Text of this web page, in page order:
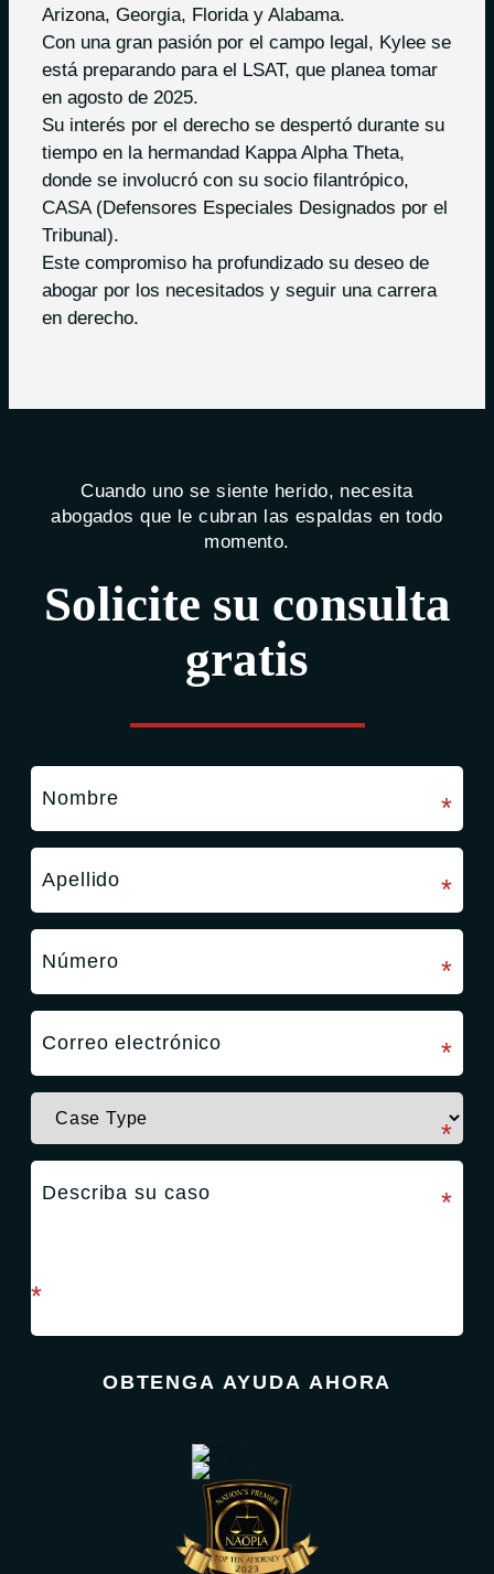
Arizona, Georgia, Florida y Alabama.
Con una gran pasión por el campo legal, Kylee se
está preparando para el LSAT, que planea tomar
en agosto de 2025.
Su interés por el derecho se despertó durante su
tiempo en la hermandad Kappa Alpha Theta,
donde se involucró con su socio filantrópico,
CASA (Defensores Especiales Designados por el
Tribunal).
Este compromiso ha profundizado su deseo de
abogar por los necesitados y seguir una carrera
en derecho.
Cuando uno se siente herido, necesita
abogados que le cubran las espaldas en todo
momento.
Solicite su consulta
gratis
*